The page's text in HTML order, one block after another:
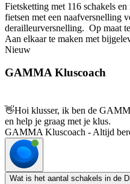
Fietsketting met 116 schakels
fietsen met een naafversnelling
derailleurversnelling. Op maat
Aan elkaar te maken met
Nieuw
GAMMA Kluscoach
👋Hoi klusser, ik ben de
en help je graag met je klus.
GAMMA Kluscoach - Altijd
Wat is het aantal schakels in de